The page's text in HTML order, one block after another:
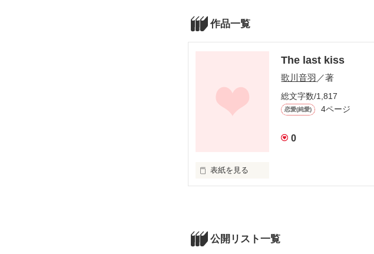
作品一覧
The last kiss
歌川音羽 ／著
総文字数/1,817
恋愛(純愛) 4ページ
0
表紙を見る
だって、ほら。
公開リスト一覧